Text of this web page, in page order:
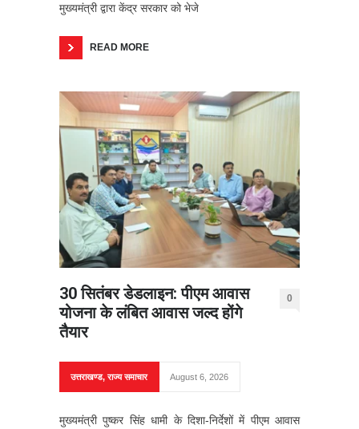
मुख्यमंत्री द्वारा केंद्र सरकार को भेजे
READ MORE
30 सितंबर डेडलाइन: पीएम आवास
योजना के लंबित आवास जल्द होंगे
तैयार
0
उत्तराखण्ड,राज्य समाचार August 6, 2026
मुख्यमंत्री पुष्कर सिंह धामी के दिशा-निर्देशों में पीएम आवास